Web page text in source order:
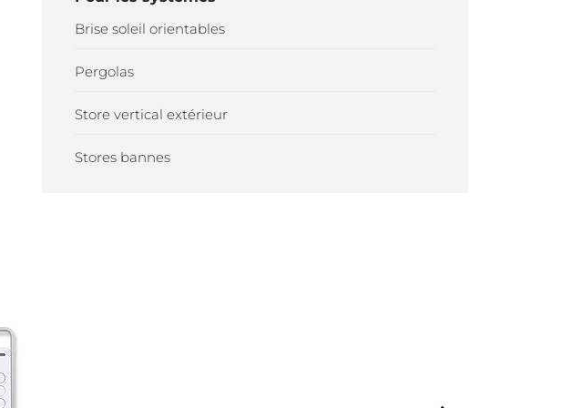
Brise soleil orientables
Pergolas
Store vertical extérieur
Stores bannes